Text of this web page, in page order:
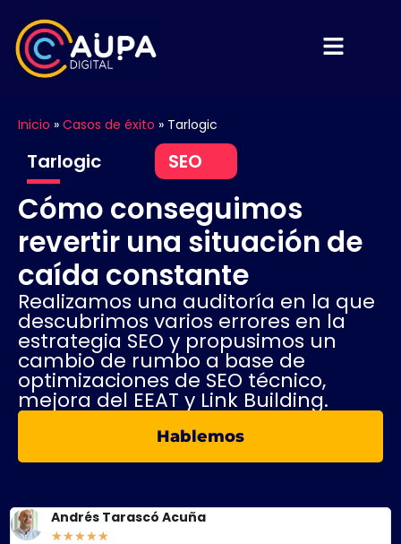
Inicio » Casos de éxito » Tarlogic
Tarlogic SEO
Cómo conseguimos
revertir una situación de
caída constante​
Realizamos una auditoría en la que
descubrimos varios errores en la
estrategia SEO y propusimos un
cambio de rumbo a base de
optimizaciones de SEO técnico,
mejora del EEAT y Link Building.
Hablemos
Andrés Tarascó Acuña
★★★★★